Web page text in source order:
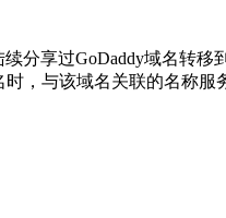
享过GoDaddy域名转移
时，与该域名关联的名称